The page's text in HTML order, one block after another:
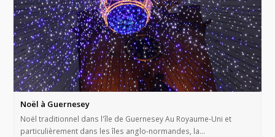
Noël à Guernesey
Noël traditionnel dans l'île de Guernesey Au Royaume-Uni et
particulièrement dans les îles anglo-normandes, la…